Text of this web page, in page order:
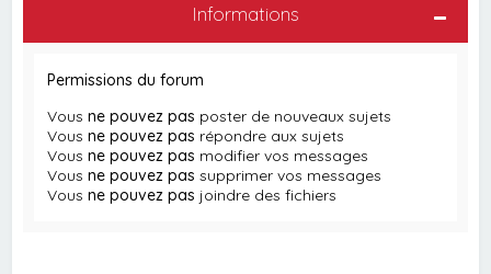
Informations
Permissions du forum
Vousne pouvez pas poster de nouveaux sujets
Vousne pouvez pas répondre aux sujets
Vousne pouvez pas modifier vos messages
Vousne pouvez pas supprimer vos messages
Vousne pouvez pas joindre des fichiers